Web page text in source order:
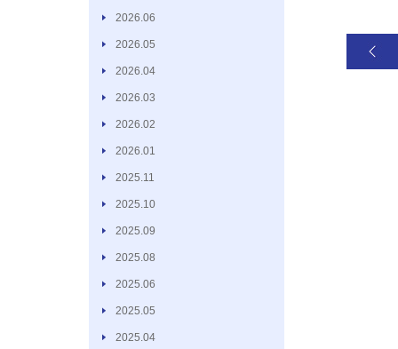
2026.06
2026.05
2026.04
2026.03
2026.02
2026.01
2025.11
2025.10
2025.09
2025.08
2025.06
2025.05
2025.04